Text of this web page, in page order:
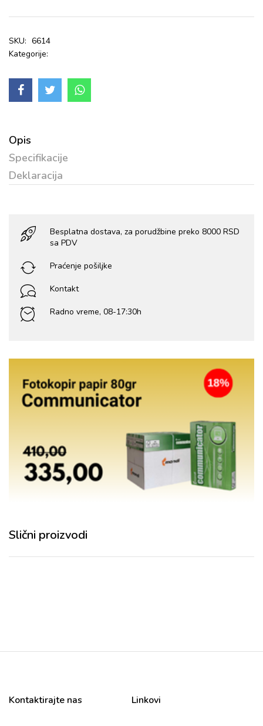
SKU: 6614
Kategorije:
Opis
Specifikacije
Deklaracija
Besplatna dostava, za porudžbine preko 8000 RSD
sa PDV
Praćenje pošiljke
Kontakt
Radno vreme, 08-17:30h
Slični proizvodi
Kontaktirajte nas Linkovi